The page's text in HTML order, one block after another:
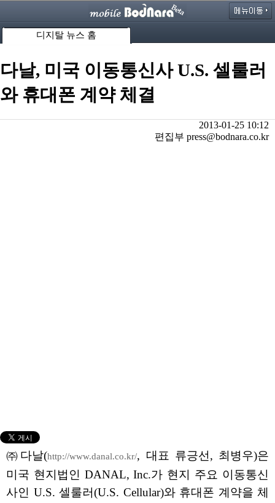
디지탈 뉴스 홈
다날, 미국 이동통신사 U.S. 셀룰러
와 휴대폰 계약 체결
2013-01-25 10:12
편집부 press@bodnara.co.kr
㈜다날(http://www.danal.co.kr/, 대표 류긍선, 최병우)은
미국 현지법인 DANAL, Inc.가 현지 주요 이동통신
사인 U.S. 셀룰러(U.S. Cellular)와 휴대폰 계약을 체